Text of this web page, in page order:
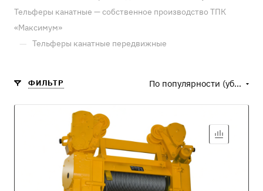
Тельферы канатные — собственное производство ТПК
«Максимум»
— Тельферы канатные передвижные
ФИЛЬТР По популярности (убывание)